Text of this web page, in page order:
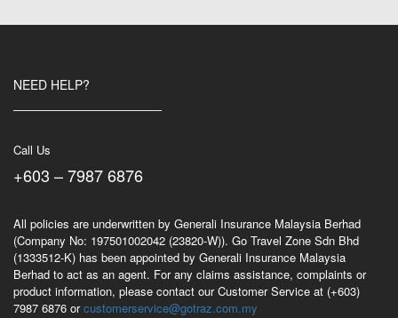
NEED HELP?
Call Us
+603 – 7987 6876
All policies are underwritten by Generali Insurance Malaysia Berhad
(Company No: 197501002042 (23820-W)). Go Travel Zone Sdn Bhd
(1333512-K) has been appointed by Generali Insurance Malaysia
Berhad to act as an agent. For any claims assistance, complaints or
product information, please contact our Customer Service at (+603)
7987 6876 orcustomerservice@gotraz.com.my